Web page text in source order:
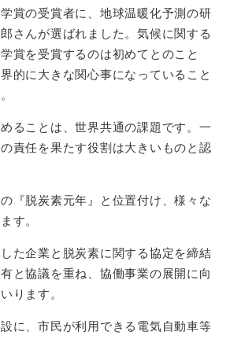
賞の受賞者に、地球温暖化予測の研
さんが選ばれました。気候に関する
賞を受賞するのは初めてとのこと
的に大きな関心事になっていること
ることは、世界共通の課題です。一
責任を果たす役割は大きいものと認
『脱炭素元年』と位置付け、様々な
す。
た企業と脱炭素に関する協定を締結
と協議を重ね、協働事業の展開に向
ります。
に、市民が利用できる電気自動車等